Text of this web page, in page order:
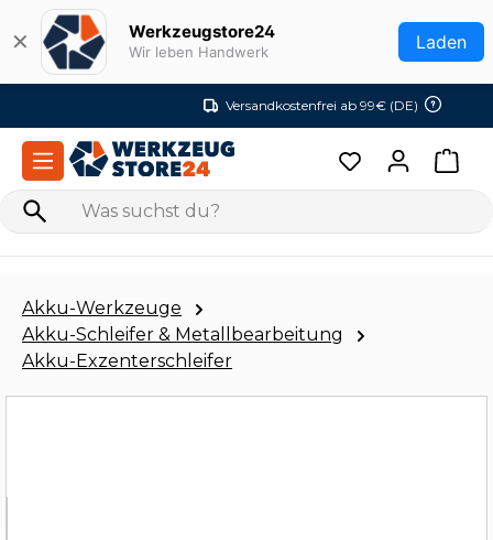
Zum Hauptinhalt springen
✕ Werkzeugstore24
Wir leben Handwerk Laden
Versandkostenfrei ab 99€ (DE)
Akku-Werkzeuge
Akku-Schleifer & Metallbearbeitung
Akku-Exzenterschleifer